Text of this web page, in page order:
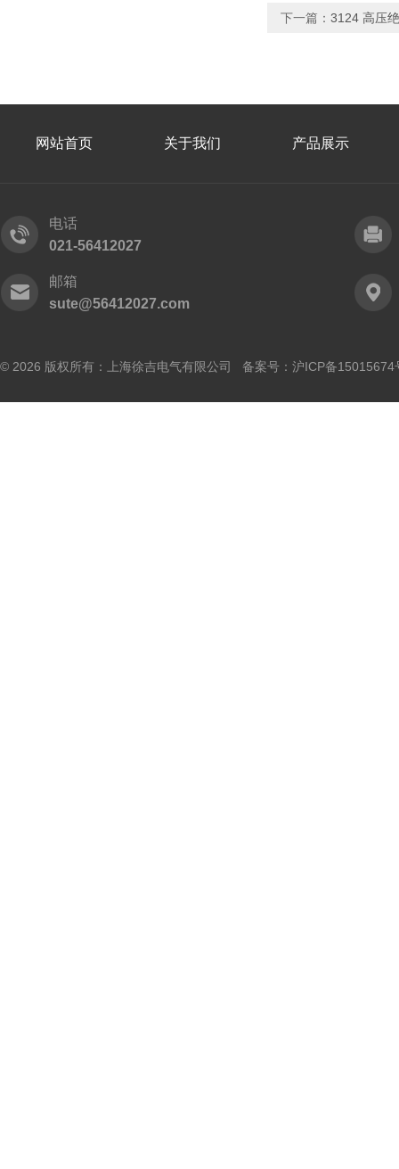
下一篇： 3124 高压
网站首页 关于我们 产品展示
电话
021-56412027
邮箱
sute@56412027.com
© 2026 版权所有：上海徐吉电气有限公司 备案号： 沪ICP备15015674